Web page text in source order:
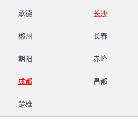
承德 长沙
郴州 长春
朝阳 赤峰
成都 昌都
楚雄